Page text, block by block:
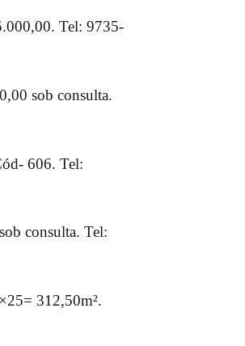
Tel: 9735-
sob consulta.
606. Tel:
consulta. Tel:
312,50m².